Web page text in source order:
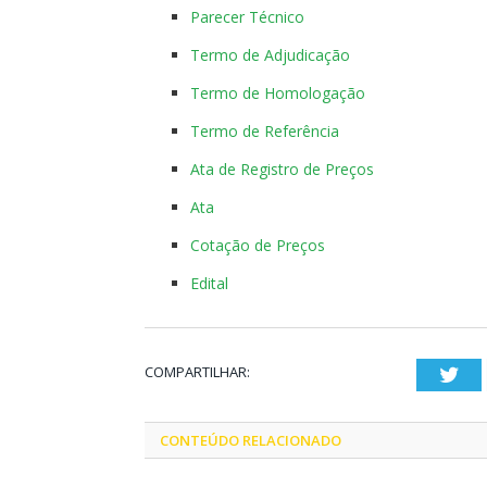
Parecer Técnico
Termo de Adjudicação
Termo de Homologação
Termo de Referência
Ata de Registro de Preços
Ata
Cotação de Preços
Edital
COMPARTILHAR:
CONTEÚDO RELACIONADO